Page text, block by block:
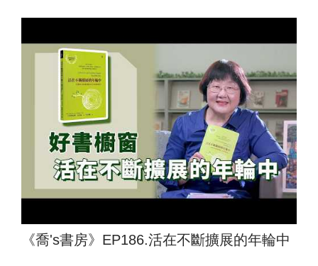
《喬's書房》EP186.活在不斷擴展的年輪中